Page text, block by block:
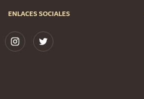
ENLACES SOCIALES